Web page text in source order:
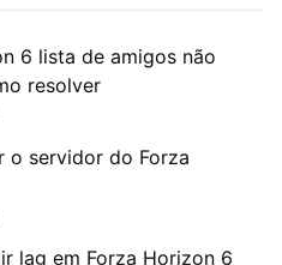
6 lista de amigos não
resolver
o servidor do Forza
lag em Forza Horizon 6